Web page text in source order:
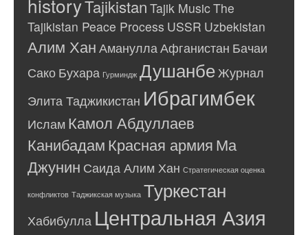
Tajikistan Tajik MusicThe
Tajikistan Peace Process USSR Uzbekistan
Алим Хан Аманулла Афганистан Бачаи
Сако Бухара Гурминдж Душанбе Журнал
Элита Таджикистан Ибрагимбек
Ислам Камол Абдуллаев
КанибадамКрасная армияМа
Джунин Саида Алим Хан Стратегическая оценка
конфликтов Таджикская музыка Туркестан
Хабибулла Центральная Азия